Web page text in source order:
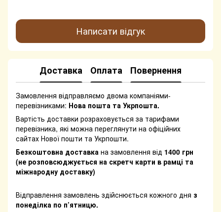
Написати відгук
Доставка Оплата Повернення
Замовлення відправляємо двома компаніями-
перевізниками: Нова пошта та Укрпошта.
Вартість доставки розраховується за тарифами
перевізника, які можна переглянути на офіційних
сайтах Нової пошти та Укрпошти.
Безкоштовна доставка на замовлення від 1400 грн
(не розповсюджується на скретч карти в рамці та
міжнародну доставку)
Відправлення замовлень здійснюється кожного дня з
понеділка по п’ятницю.